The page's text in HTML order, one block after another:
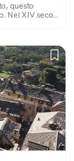
questo
Nel XIV secolo